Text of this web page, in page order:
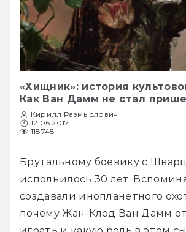
«Хищник»: история
Как Ван Дамм не стал
Кирилл Размыслович
12.06.2017
118748
Брутальному боевику с
исполнилось 30 лет.
создавали инопланетного
почему Жан-Клод Ван Дамм